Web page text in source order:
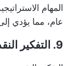
المهام
عام، مما يؤدي
9. التفكير النقدي